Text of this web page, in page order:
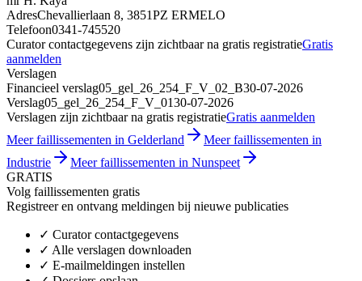
AdresChevallierlaan 8, 3851PZ ERMELO
Telefoon0341-745520
Curator contactgegevens zijn zichtbaar na gratis registratieGratis
aanmelden
Verslagen
Financieel verslag05_gel_26_254_F_V_02_B30-07-2026
Verslag05_gel_26_254_F_V_0130-07-2026
Verslagen zijn zichtbaar na gratis registratieGratis aanmelden
Meer faillissementen in Gelderland
Meer faillissementen in
Industrie
Meer faillissementen in Nunspeet
GRATIS
Volg faillissementen gratis
Registreer en ontvang meldingen bij nieuwe publicaties
✓ Curator contactgegevens
✓ Alle verslagen downloaden
✓ E-mailmeldingen instellen